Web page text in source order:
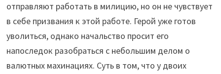
отправляют работать в милицию, но он не чувствует
в себе призвания к этой работе. Герой уже готов
уволиться, однако начальство просит его
напоследок разобраться с небольшим делом о
валютных махинациях. Суть в том, что у двоих